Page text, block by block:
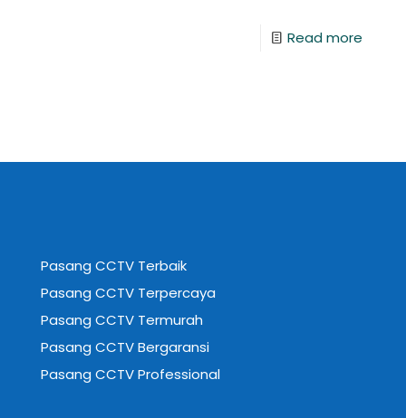
Read more
Pasang CCTV Terbaik
Pasang CCTV Terpercaya
Pasang CCTV Termurah
Pasang CCTV Bergaransi
Pasang CCTV Professional